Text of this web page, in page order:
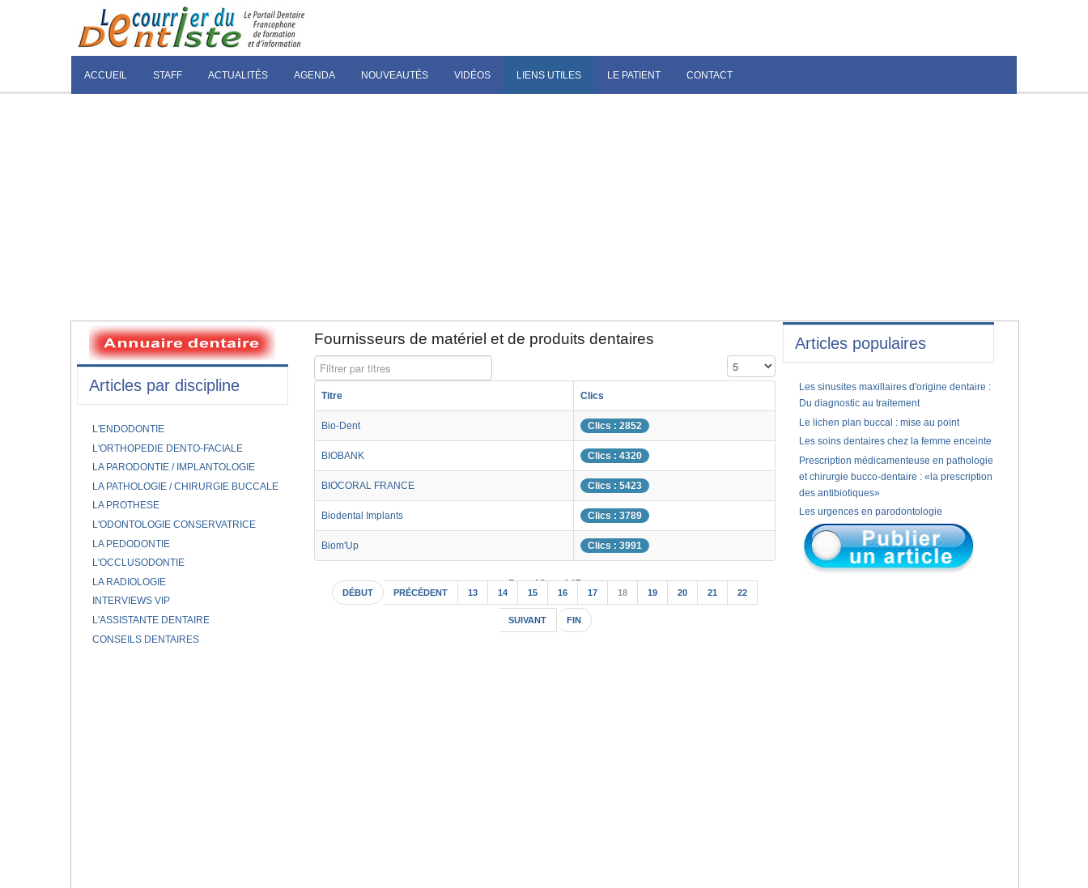
ACCUEIL STAFF ACTUALITÉS AGENDA NOUVEAUTÉS VIDÉOS LIENS UTILES LE PATIENT CONTACT
Fournisseurs de matériel et de produits dentaires
Filtrer par titres Affichage #
Titre Clics
Bio-Dent Clics : 2852
BIOBANK Clics : 4320
BIOCORAL FRANCE Clics : 5423
Biodental Implants Clics : 3789
Biom'Up Clics : 3991
Page 18 sur 147
DÉBUT PRÉCÉDENT 13 14 15 16 17 18 19 20 21 22
SUIVANT FIN
Articles par discipline
L'ENDODONTIE
L'ORTHOPEDIE DENTO-FACIALE
LA PARODONTIE / IMPLANTOLOGIE
LA PATHOLOGIE / CHIRURGIE BUCCALE
LA PROTHESE
L'ODONTOLOGIE CONSERVATRICE
LA PEDODONTIE
L'OCCLUSODONTIE
LA RADIOLOGIE
INTERVIEWS VIP
L'ASSISTANTE DENTAIRE
CONSEILS DENTAIRES
Articles populaires
Les sinusites maxillaires d'origine dentaire :
Du diagnostic au traitement
Le lichen plan buccal : mise au point
Les soins dentaires chez la femme enceinte
Prescription médicamenteuse en pathologie
et chirurgie bucco-dentaire : «la prescription
des antibiotiques»
Les urgences en parodontologie